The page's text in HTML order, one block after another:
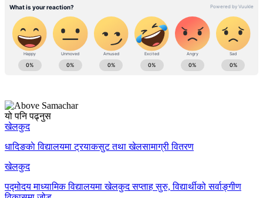
यो पनि पढ्नुस
खेलकुद
धादिङकाे विद्यालयमा ट्रयाकसुट तथा खेलसामाग्री वितरण
खेलकुद
पद्मोदय माध्यामिक विद्यालयमा खेलकुद सप्ताह सुरु, विद्यार्थीको सर्वाङ्गीण